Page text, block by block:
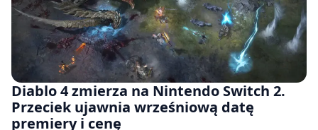
Diablo 4 zmierza na Nintendo Switch 2.
Przeciek ujawnia wrześniową datę
premiery i cenę